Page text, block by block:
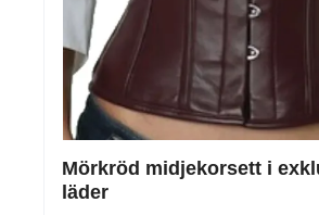
Mörkröd midjekorsett i
läder